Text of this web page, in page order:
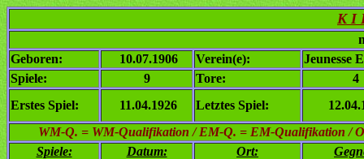
K I
Geboren:
10.07.1906 Verein(e):
Jeunesse
Spiele:
9 Tore:
4
Erstes Spiel:
11.04.1926 Letztes Spiel:
WM-Q. = WM-Qualifikation / EM-Q. = EM-Qualifikation /
Spiele:
Datum: Ort: